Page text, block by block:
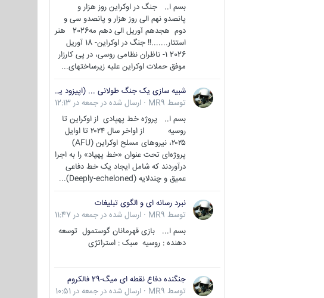
بسم ا.. جنگ در اوکراین روز هزار و
پانصدو نهم الی روز هزار و پانصدو سی و
دوم هجدهم آوریل الی دهم مه2026 هنر
استتار.......!! جنگ در اوکراین- 18 آوریل
2026 1- ناظران نظامی روسی، در پی کارزار
موفق حملات اوکراین علیه زیرساختهای...
شبیه سازی یک جنگ طولانی ... (اپیزود یکم : اوکراین )
توسط MR9
· ارسال شده در جمعه در 12:13
بسم ا.. پروژه خط پهپادی از اوکراین تا
روسیه از اواخر سال ۲۰۲۴ تا اوایل
۲۰۲۵، نیروهای مسلح اوکراین (AFU)
پروژه‌ای تحت عنوان «خط پهپاد» را به اجرا
درآوردند که شامل ایجاد یک خط دفاعی
عمیق و چندلایه (Deeply-echeloned)...
نبرد رسانه ای و الگوی تبلیغات
توسط MR9
· ارسال شده در جمعه در 11:47
بسم ا... بازی قهرمانان گوستمول توسعه
دهنده : روسیه سبک : استراتژی
جنگنده دفاع نقطه ای میگ-29 فالکروم
توسط MR9
· ارسال شده در جمعه در 10:51